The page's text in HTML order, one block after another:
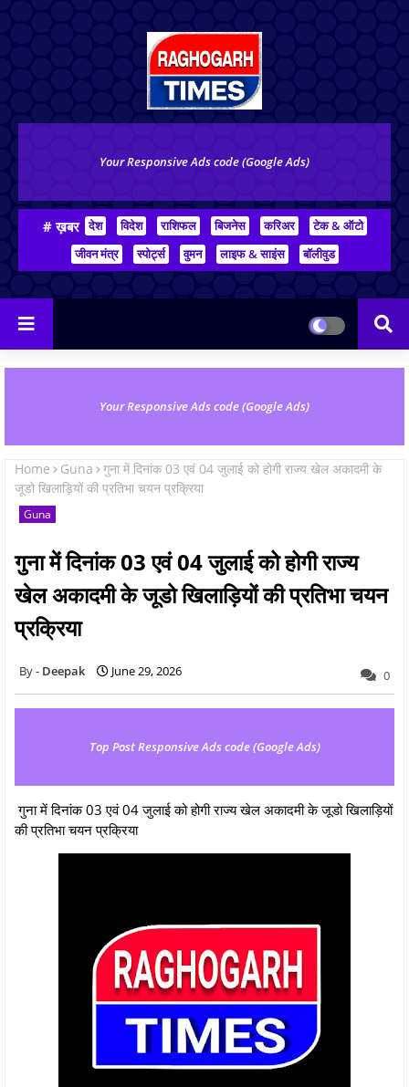
Your Responsive Ads code (Google Ads)
# ख़बर देश विदेश राशिफल बिजनेस करिअर
टेक & ऑटो
जीवन मंत्र
स्पोर्ट्स वुमन लाइफ & साइंस बॉलीवुड
Your Responsive Ads code (Google Ads)
Home Guna
गुना में दिनांक 03 एवं 04 जुलाई को होगी राज्य खेल अकादमी के
जूडो खिलाड़ियों की प्रतिभा चयन प्रक्रिया
Guna
गुना में दिनांक 03 एवं 04 जुलाई को होगी राज्य
खेल अकादमी के जूडो खिलाड़ियों की प्रतिभा चयन
प्रक्रिया
Deepak June 29, 2026 0
Top Post Responsive Ads code (Google Ads)
गुना में दिनांक 03 एवं 04 जुलाई को होगी राज्य खेल अकादमी के जूडो खिलाड़ियों
की प्रतिभा चयन प्रक्रिया